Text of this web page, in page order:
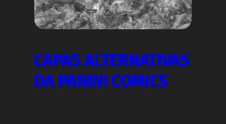
CAPAS ALTERNATIVAS
DA PANINI COMICS